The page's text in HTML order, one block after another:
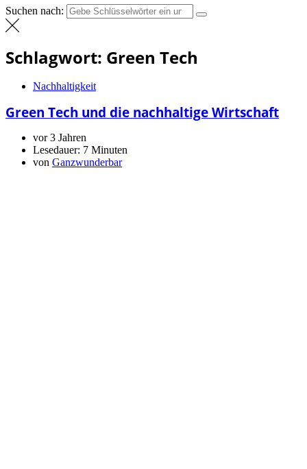
Suchen nach:
Schlagwort: Green Tech
Nachhaltigkeit
Green Tech und die nachhaltige Wirtschaft
vor 3 Jahren
Lesedauer: 7 Minuten
von Ganzwunderbar